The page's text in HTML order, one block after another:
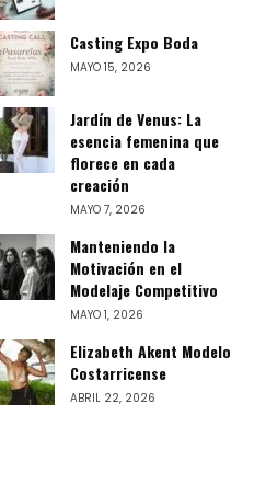
Casting Expo Boda
MAYO 15, 2026
Jardín de Venus: La
esencia femenina que
florece en cada
creación
MAYO 7, 2026
Manteniendo la
Motivación en el
Modelaje Competitivo
MAYO 1, 2026
Elizabeth Akent Modelo
Costarricense
ABRIL 22, 2026